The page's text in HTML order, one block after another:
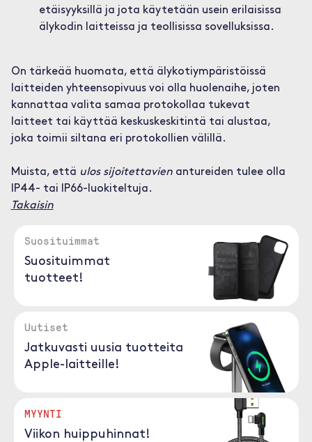
etäisyyksillä ja jota käytetään usein erilaisissa
älykodin laitteissa ja teollisissa sovelluksissa.
On tärkeää huomata, että älykotiympäristöissä
laitteiden yhteensopivuus voi olla huolenaihe, joten
kannattaa valita samaa protokollaa tukevat
laitteet tai käyttää keskuskeskitintä tai alustaa,
joka toimii siltana eri protokollien välillä.
Muista, että ulos sijoitettavienantureiden tulee olla
IP44- tai IP66-luokiteltuja.
Takaisin
Suosituimmat
Suosituimmat
tuotteet!
Uutiset
Jatkuvasti uusia tuotteita
Apple-laitteille!
MYYNTI
Viikon huippuhinnat!